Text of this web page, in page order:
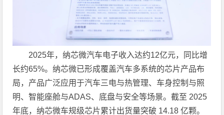
2025年，纳芯微汽车电子收入达约12亿元，同比增
长约65%。纳芯微已形成覆盖汽车多系统的芯片产品布
局，产品广泛应用于汽车三电与热管理、车身控制与照
明、智能座舱与ADAS、底盘与安全等场景。截至 2025
年底，纳芯微车规级芯片累计出货量突破 14.18 亿颗。